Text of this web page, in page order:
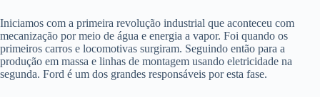
Iniciamos com a primeira revolução industrial que aconteceu com
mecanização por meio de água e energia a vapor. Foi quando os
primeiros carros e locomotivas surgiram. Seguindo então para a
produção em massa e linhas de montagem usando eletricidade na
segunda. Ford é um dos grandes responsáveis por esta fase.